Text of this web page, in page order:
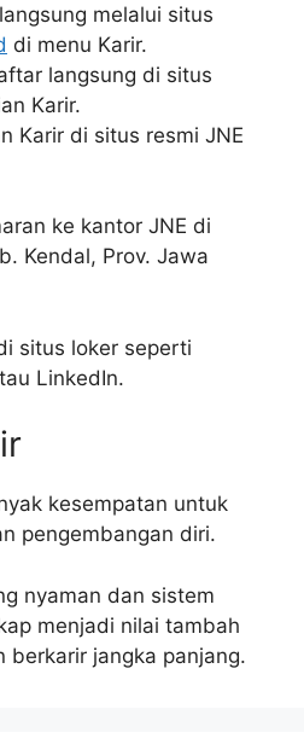
melalui situs
di menu Karir.
langsung di situs
Karir.
Karir di situs resmi JNE
ke kantor JNE di
Kendal, Prov. Jawa
situs loker seperti
LinkedIn.
kesempatan untuk
pengembangan diri.
nyaman dan sistem
menjadi nilai tambah
berkarir jangka panjang.